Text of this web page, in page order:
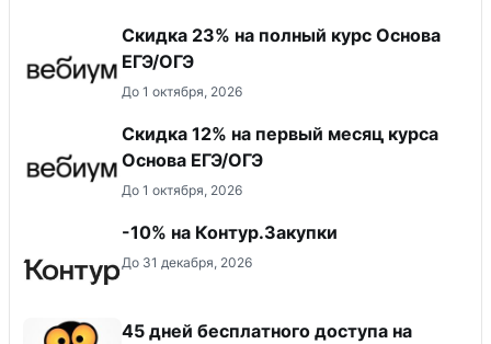
Скидка 23% на полный курс Основа
ЕГЭ/ОГЭ
До 1 октября, 2026
Скидка 12% на первый месяц курса
Основа ЕГЭ/ОГЭ
До 1 октября, 2026
-10% на Контур.Закупки
До 31 декабря, 2026
45 дней бесплатного доступа на